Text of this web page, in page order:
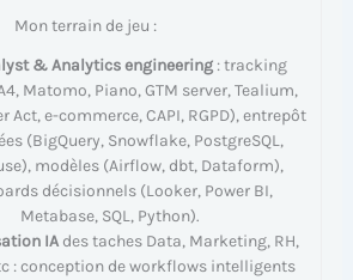
Mon terrain de jeu :
& Analytics engineering : tracking
Matomo, Piano, GTM server, Tealium,
Act, e-commerce, CAPI, RGPD), entrepôt
(BigQuery, Snowflake, PostgreSQL,
modèles (Airflow, dbt, Dataform),
décisionnels (Looker, Power BI,
Metabase, SQL, Python).
IAdes taches Data, Marketing, RH,
: conception de workflows intelligents